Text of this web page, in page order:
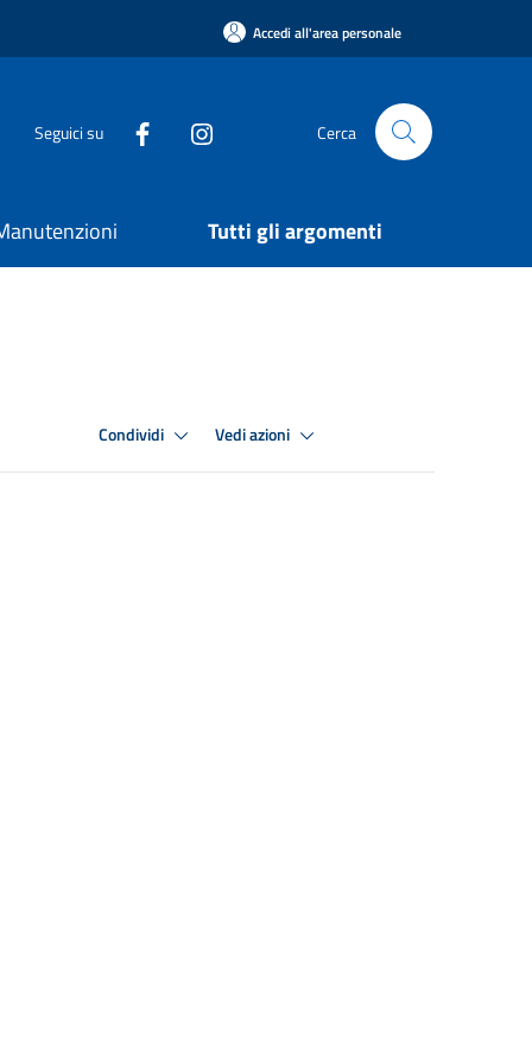
Accedi all'area personale
Seguici su Cerca
Tutti gli argomenti
Condividi Vedi azioni